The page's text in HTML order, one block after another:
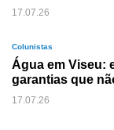
17.07.26
Colunistas
Água em Viseu:
garantias que
17.07.26